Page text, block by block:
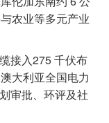
农业等多元产业
接入275 千伏布
大利亚全国电力
审批、环评及社